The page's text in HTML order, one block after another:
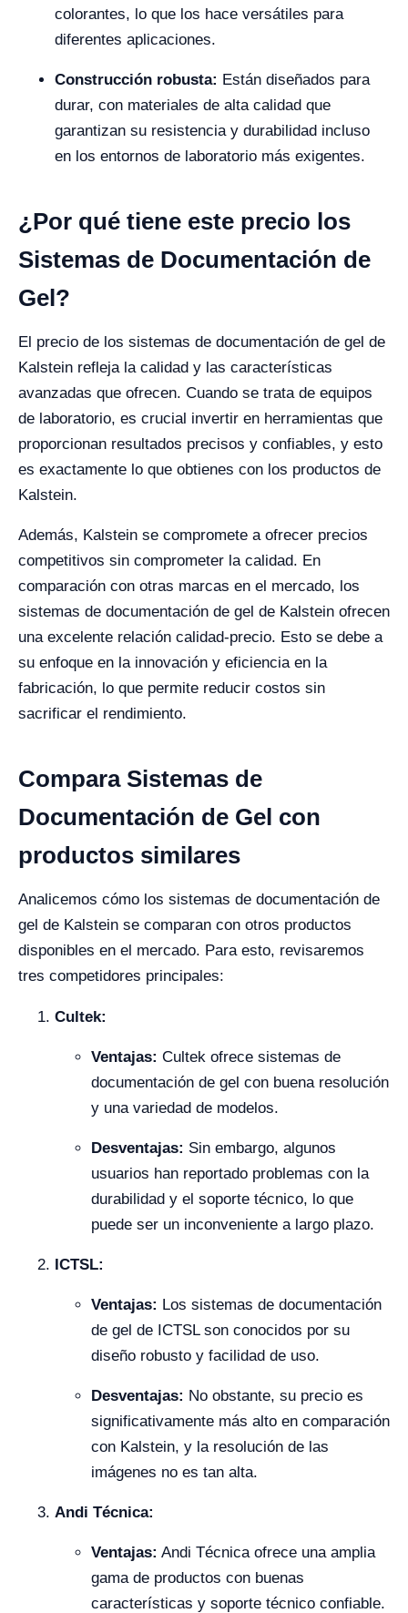
colorantes, lo que los hace versátiles para
diferentes aplicaciones.
Construcción robusta: Están diseñados para
durar, con materiales de alta calidad que
garantizan su resistencia y durabilidad incluso
en los entornos de laboratorio más exigentes.
¿Por qué tiene este precio los
Sistemas de Documentación de
Gel?
El precio de los sistemas de documentación de gel de
Kalstein refleja la calidad y las características
avanzadas que ofrecen. Cuando se trata de equipos
de laboratorio, es crucial invertir en herramientas que
proporcionan resultados precisos y confiables, y esto
es exactamente lo que obtienes con los productos de
Kalstein.
Además, Kalstein se compromete a ofrecer precios
competitivos sin comprometer la calidad. En
comparación con otras marcas en el mercado, los
sistemas de documentación de gel de Kalstein ofrecen
una excelente relación calidad-precio. Esto se debe a
su enfoque en la innovación y eficiencia en la
fabricación, lo que permite reducir costos sin
sacrificar el rendimiento.
Compara Sistemas de
Documentación de Gel con
productos similares
Analicemos cómo los sistemas de documentación de
gel de Kalstein se comparan con otros productos
disponibles en el mercado. Para esto, revisaremos
tres competidores principales:
Cultek:
Ventajas: Cultek ofrece sistemas de
documentación de gel con buena resolución
y una variedad de modelos.
Desventajas: Sin embargo, algunos
usuarios han reportado problemas con la
durabilidad y el soporte técnico, lo que
puede ser un inconveniente a largo plazo.
ICTSL:
Ventajas: Los sistemas de documentación
de gel de ICTSL son conocidos por su
diseño robusto y facilidad de uso.
Desventajas: No obstante, su precio es
significativamente más alto en comparación
con Kalstein, y la resolución de las
imágenes no es tan alta.
Andi Técnica:
Ventajas: Andi Técnica ofrece una amplia
gama de productos con buenas
características y soporte técnico confiable.